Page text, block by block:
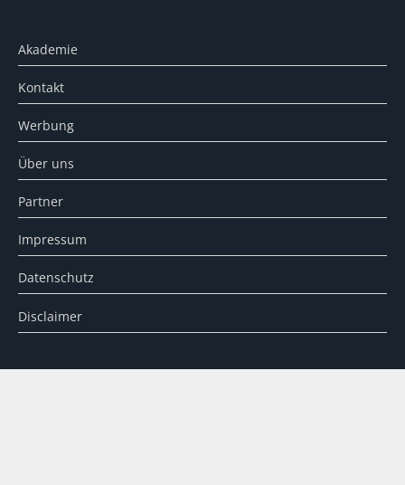
Akademie
Kontakt
Werbung
Über uns
Partner
Impressum
Datenschutz
Disclaimer